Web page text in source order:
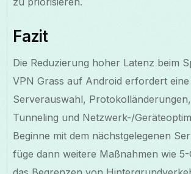
Fazit
Die Reduzierung hoher Latenz beim
VPN Grass auf Android erfordert
Serverauswahl,
Tunneling und Netzwerk-/
Beginne mit dem nächstgelegenen
füge dann weitere Maßnahmen wie 5-